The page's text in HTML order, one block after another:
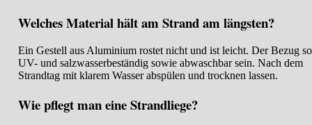
Welches Material hält am Strand am längsten?
Ein Gestell aus Aluminium rostet nicht und ist leicht. Der Bezug
UV- und salzwasserbeständig sowie abwaschbar sein. Nach dem
Strandtag mit klarem Wasser abspülen und trocknen lassen.
Wie pflegt man eine Strandliege?